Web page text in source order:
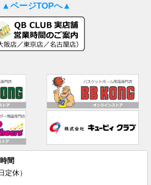
▲ページTOPへ▲
間
定休）